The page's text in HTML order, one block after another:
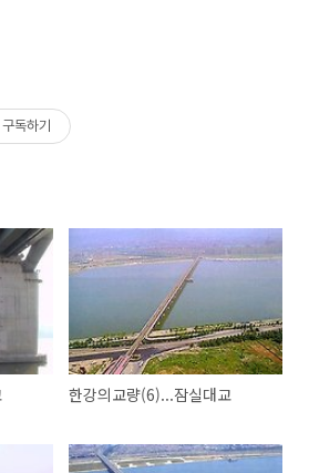
구독하기
한강의교량(6)...잠실대교